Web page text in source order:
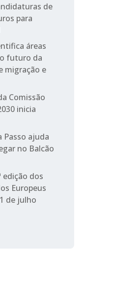
de
para
áreas
futuro da
migração e
Comissão
inicia
Passo ajuda
no Balcão
edição dos
Europeus
de julho